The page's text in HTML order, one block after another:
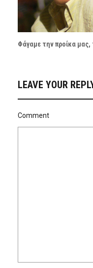
Φάγαμε την προίκα
LEAVE YOUR
Comment